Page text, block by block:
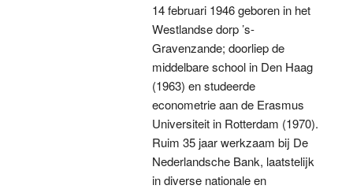
14 februari 1946 geboren in het
Westlandse dorp ’s-
Gravenzande; doorliep de
middelbare school in Den Haag
(1963) en studeerde
econometrie aan de Erasmus
Universiteit in Rotterdam (1970).
Ruim 35 jaar werkzaam bij De
Nederlandsche Bank, laatstelijk
in diverse nationale en